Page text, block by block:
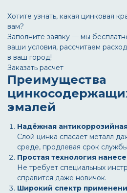
Хотите узнать, какая цинковая
вам?
Заполните заявку — мы
ваши условия, рассчитаем
в ваш город!
Заказать расчет
Преимущества
эмалей
Надёжная
Слой цинка спасает металл
среде, продлевая срок
Простая технология
Не требует специальных
справится даже новичок.
Широкий спектр